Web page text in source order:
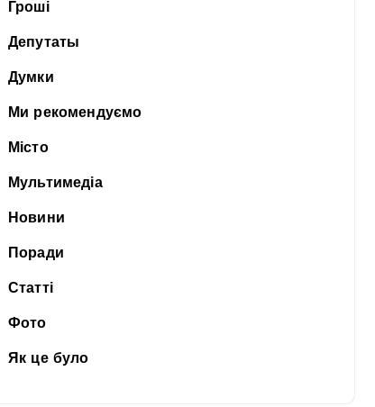
Гроші
Депутаты
Думки
Ми рекомендуємо
Місто
Мультимедіа
Новини
Поради
Статті
Фото
Як це було